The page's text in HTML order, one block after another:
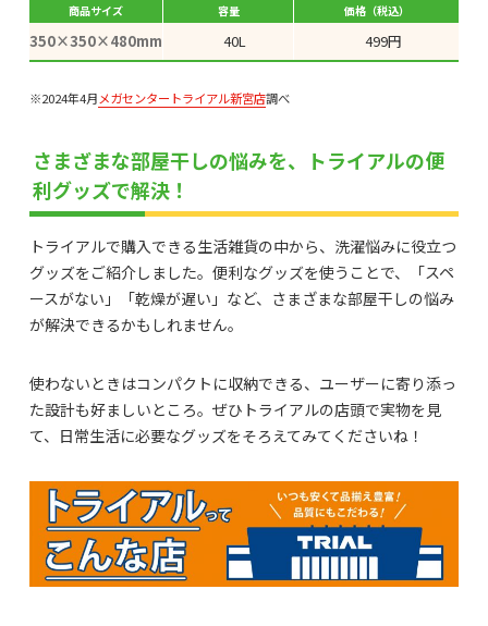
商品サイズ 容量 価格（税込）
350×350×480mm 40L 499円
※2024年4月メガセンタートライアル新宮店調べ
さまざまな部屋干しの悩みを、トライアルの便
利グッズで解決！
トライアルで購入できる生活雑貨の中から、洗濯悩みに役立つ
グッズをご紹介しました。便利なグッズを使うことで、「スペ
ースがない」「乾燥が遅い」など、さまざまな部屋干しの悩み
が解決できるかもしれません。
使わないときはコンパクトに収納できる、ユーザーに寄り添っ
た設計も好ましいところ。ぜひトライアルの店頭で実物を見
て、日常生活に必要なグッズをそろえてみてくださいね！